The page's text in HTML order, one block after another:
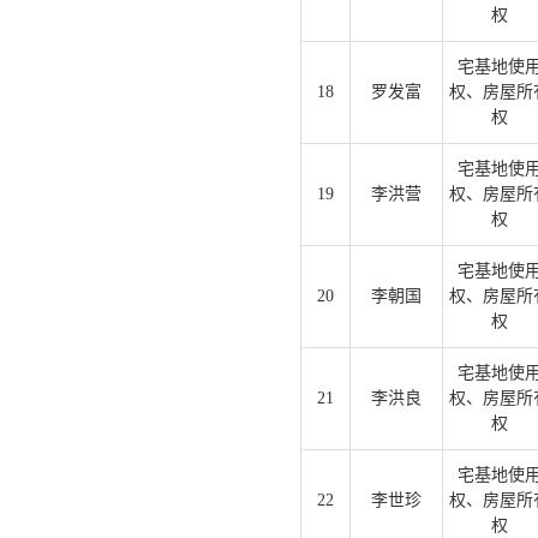
权
18 罗发富
宅基地使
权、房屋所
权
19 李洪营
宅基地使
权、房屋所
权
20 李朝国
宅基地使
权、房屋所
权
21 李洪良
宅基地使
权、房屋所
权
22 李世珍
宅基地使
权、房屋所
权